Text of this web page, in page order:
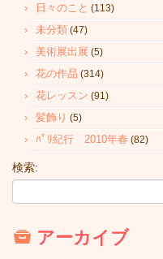
日々のこと (113)
未分類 (47)
美術展出展 (5)
花の作品 (314)
花レッスン (91)
髪飾り (5)
ﾊﾟﾘ紀行 2010年春 (82)
検索:
アーカイブ